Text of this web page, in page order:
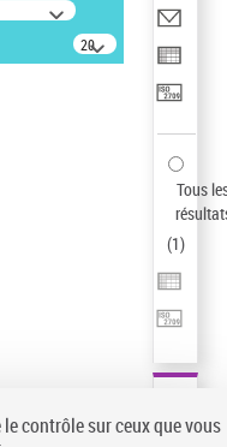
20
résultats/page
Tous
(1)
contrôle sur ceux que vous